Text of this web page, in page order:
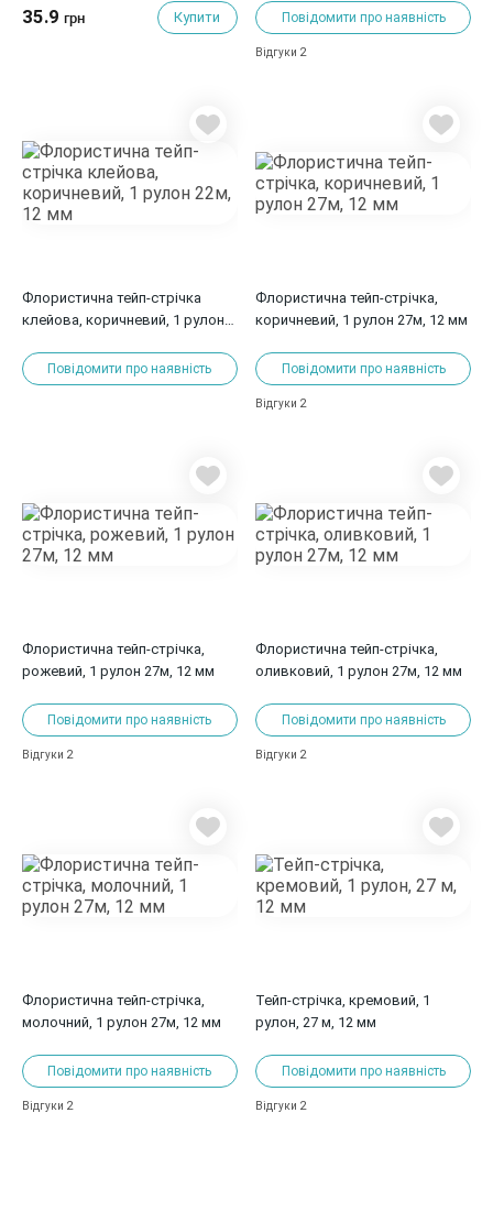
35.9 грн Купити Повідомити про наявність
Відгуки 2
Флористична тейп-стрічка
клейова, коричневий, 1 рулон
Повідомити про наявність
Флористична тейп-стрічка,
коричневий, 1 рулон 27м, 12 мм
Повідомити про наявність
Відгуки 2
Флористична тейп-стрічка,
рожевий, 1 рулон 27м, 12 мм
Повідомити про наявність
Відгуки 2
Флористична тейп-стрічка,
оливковий, 1 рулон 27м, 12 мм
Повідомити про наявність
Відгуки 2
Флористична тейп-стрічка,
молочний, 1 рулон 27м, 12 мм
Повідомити про наявність
Відгуки 2
Тейп-стрічка, кремовий, 1
рулон, 27 м, 12 мм
Повідомити про наявність
Відгуки 2